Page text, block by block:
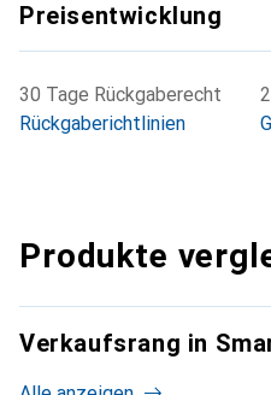
Preisentwicklung
30 Tage Rückgaberecht
Rückgaberichtlinien
Produkte
Verkaufsrang in